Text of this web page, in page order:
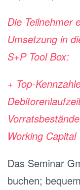
Die Teilnehmer
Umsetzung in
S+P Tool Box:
+ Top-
Working Capital
Das Seminar
buchen;